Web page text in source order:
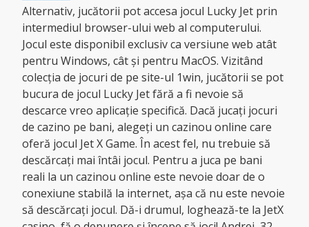
Alternativ, jucătorii pot accesa jocul Lucky Jet prin
intermediul browser-ului web al computerului.
Jocul este disponibil exclusiv ca versiune web atât
pentru Windows, cât și pentru MacOS. Vizitând
colecția de jocuri de pe site-ul 1win, jucătorii se pot
bucura de jocul Lucky Jet fără a fi nevoie să
descarce vreo aplicație specifică. Dacă jucați jocuri
de cazino pe bani, alegeți un cazinou online care
oferă jocul Jet X Game. În acest fel, nu trebuie să
descărcați mai întâi jocul. Pentru a juca pe bani
reali la un cazinou online este nevoie doar de o
conexiune stabilă la internet, așa că nu este nevoie
să descărcați jocul. Dă-i drumul, loghează-te la JetX